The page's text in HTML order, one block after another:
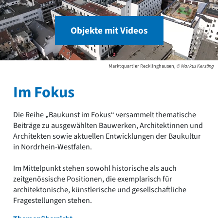
Objekte mit Videos
Marktquartier Recklinghausen, © Markus Kersting
Im Fokus
Die Reihe „Baukunst im Fokus“ versammelt thematische
Beiträge zu ausgewählten Bauwerken, Architektinnen und
Architekten sowie aktuellen Entwicklungen der Baukultur
in Nordrhein-Westfalen.
Im Mittelpunkt stehen sowohl historische als auch
zeitgenössische Positionen, die exemplarisch für
architektonische, künstlerische und gesellschaftliche
Fragestellungen stehen.